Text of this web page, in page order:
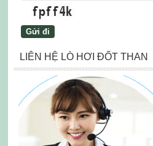
LIÊN HỆ LÒ HƠI ĐỐT THAN